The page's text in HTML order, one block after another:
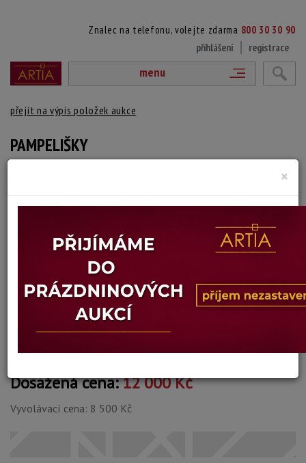
Znalec na telefonu, volejte zdarma 800 30 30 90
přihlášení
registrace
menu
přejít na výpis položek aukce
PAMPELIŠKY
(1893 Úpice u Trutnova - 1980 Trutnov)
Signováno vpravo dole, nerámováno
Technika: olej na plátně
Šířka: 55 cm, výška: 46 cm
Stav: malba nečištěna
06.07.2026 20:05 SELČ
Dosažená cena:12 000 Kč
Vyvolávací cena: 8 500 Kč
×